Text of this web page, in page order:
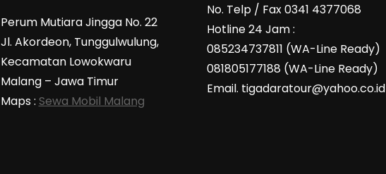
Perum Mutiara Jingga No. 22
Jl. Akordeon, Tunggulwulung,
Kecamatan Lowokwaru
Malang – Jawa Timur
Maps : Sewa Mobil Malang
No. Telp / Fax 0341 4377068
Hotline 24 Jam :
085234737811 (WA-Line Ready)
081805177188 (WA-Line Ready)
Email. tigadaratour@yahoo.co.id